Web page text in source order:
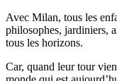
Avec Milan, tous les
philosophes, jardiniers,
tous les horizons.
Car, quand leur tour